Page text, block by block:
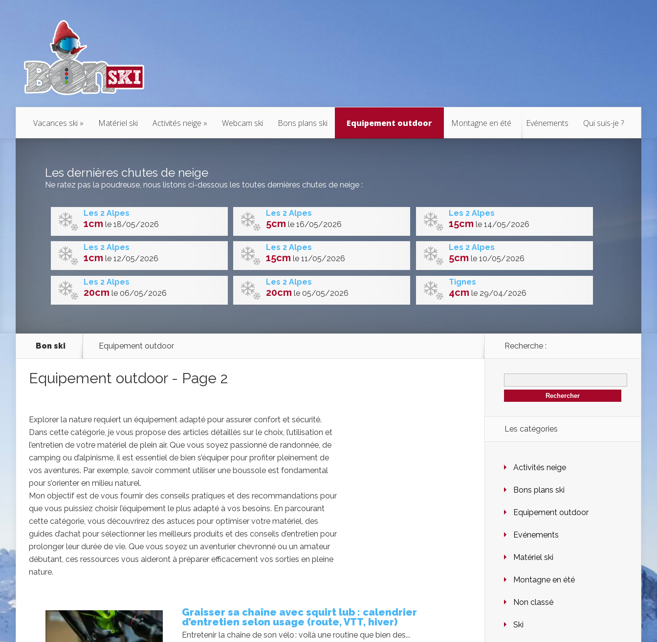
Vacances ski Matériel ski Activités neige Webcam ski Bons plans ski Equipement outdoor Montagne en été Evénements Qui suis-je ?
Les dernières chutes de neige
Ne ratez pas la poudreuse, nous listons ci-dessous les toutes dernières chutes de neige :
Les 2 Alpes
1cm le 18/05/2026
Les 2 Alpes
5cm le 16/05/2026
Les 2 Alpes
15cm le 14/05/2026
Les 2 Alpes
1cm le 12/05/2026
Les 2 Alpes
15cm le 11/05/2026
Les 2 Alpes
5cm le 10/05/2026
Les 2 Alpes
20cm le 06/05/2026
Les 2 Alpes
20cm le 05/05/2026
Tignes
4cm le 29/04/2026
Bon ski Equipement outdoor
Equipement outdoor - Page 2
Explorer la nature requiert un équipement adapté pour assurer confort et sécurité.
Dans cette catégorie, je vous propose des articles détaillés sur le choix, l’utilisation et
l’entretien de votre matériel de plein air. Que vous soyez passionné de randonnée, de
camping ou d’alpinisme, il est essentiel de bien s’équiper pour profiter pleinement de
vos aventures. Par exemple, savoir comment utiliser une boussole est fondamental
pour s’orienter en milieu naturel.
Mon objectif est de vous fournir des conseils pratiques et des recommandations pour
que vous puissiez choisir l’équipement le plus adapté à vos besoins. En parcourant
cette catégorie, vous découvrirez des astuces pour optimiser votre matériel, des
guides d’achat pour sélectionner les meilleurs produits et des conseils d’entretien pour
prolonger leur durée de vie. Que vous soyez un aventurier chevronné ou un amateur
débutant, ces ressources vous aideront à préparer efficacement vos sorties en pleine
nature.
Graisser sa chaîne avec squirt lub : calendrier
d’entretien selon usage (route, VTT, hiver)
Entretenir la chaîne de son vélo : voilà une routine que bien des...
Recherche :
Les catégories
Activités neige
Bons plans ski
Equipement outdoor
Evénements
Matériel ski
Montagne en été
Non classé
Ski